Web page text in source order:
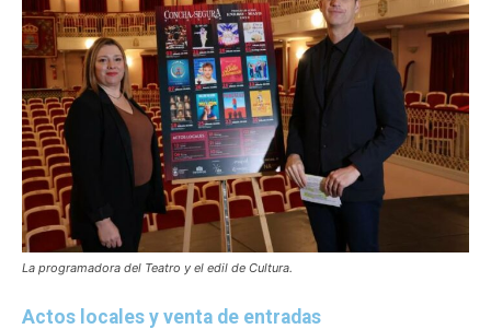
La programadora del Teatro y el edil de Cultura.
Actos locales y venta de entradas